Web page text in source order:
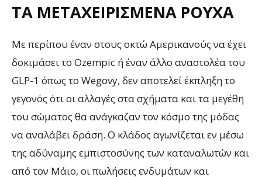
ΤΑ ΜΕΤΑΧΕΙΡΙΣΜΈΝΑ ΡΟΎΧΑ
Με περίπου έναν στους οκτώ Αμερικανούς να έχει
δοκιμάσει το Ozempic ή έναν άλλο αναστολέα του
GLP-1 όπως το Wegovy, δεν αποτελεί έκπληξη το
γεγονός ότι οι αλλαγές στα σχήματα και τα μεγέθη
του σώματος θα ανάγκαζαν τον κόσμο της μόδας
να αναλάβει δράση. Ο κλάδος αγωνίζεται εν μέσω
της αδύναμης εμπιστοσύνης των καταναλωτών και
από τον Μάιο, οι πωλήσεις ενδυμάτων και